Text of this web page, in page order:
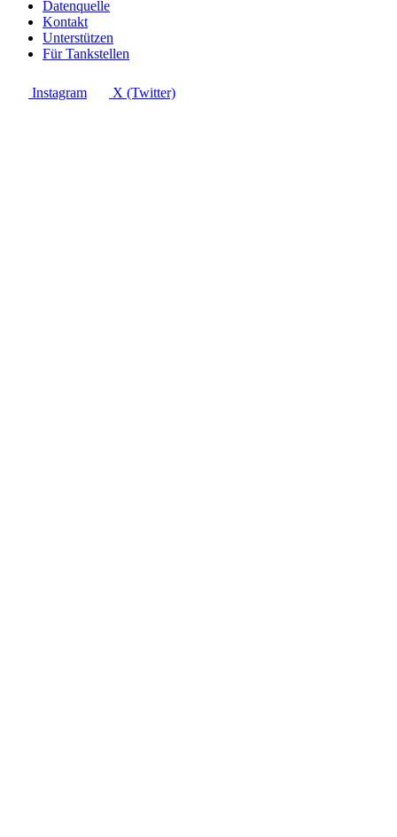
Datenquelle
Kontakt
Unterstützen
Für Tankstellen
Instagram X (Twitter)